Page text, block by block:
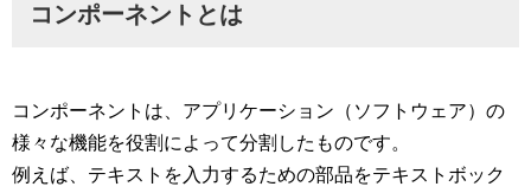
コンポーネントとは
コンポーネントは、アプリケーション（ソフトウェア）の
様々な機能を役割によって分割したものです。
例えば、テキストを入力するための部品をテキストボック